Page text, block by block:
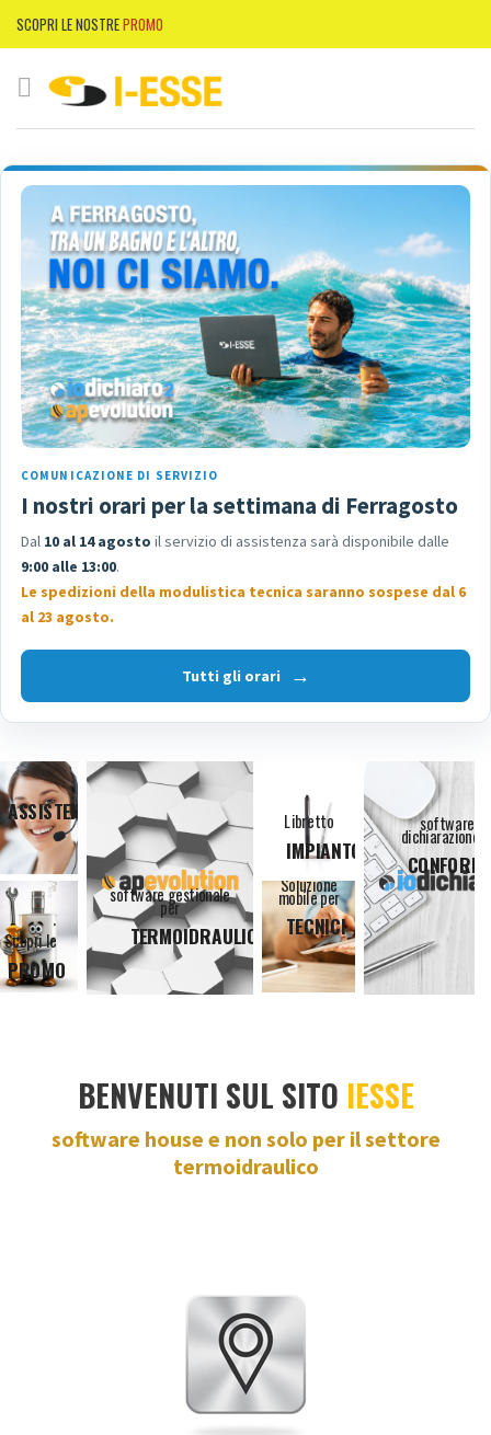
SCOPRI LE NOSTREPROMO
COMUNICAZIONE DI SERVIZIO
I nostri orari per la settimana di Ferragosto
Dal 10 al 14 agosto il servizio di assistenza sarà disponibile dalle
9:00 alle 13:00.
Le spedizioni della modulistica tecnica saranno sospese dal 6
al 23 agosto.
Tutti gli orari
ASSISTENZA
Scopri le
PROMO
software gestionale
per
TERMOIDRAULICI
Libretto
IMPIANTO
Soluzione
mobile per
TECNICI
software
dichiarazione
BENVENUTI SUL SITO IESSE
software house e non solo per il settore
termoidraulico